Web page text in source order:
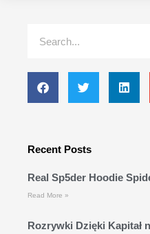
Recent Posts
Real Sp5der Hoodie
Read More »
Rozrywki Dzięki Kapitał